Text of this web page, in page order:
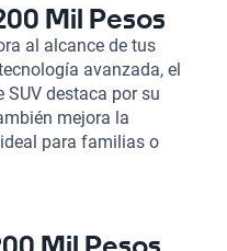
Mil Pesos
al alcance de tus
avanzada, el
destaca por su
mejora la
para familias o
con un maletero
durante tus viajes.